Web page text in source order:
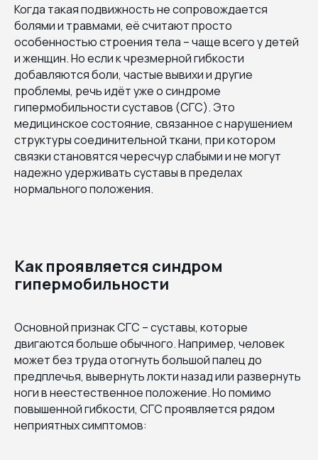
Когда такая подвижность не сопровождается
болями и травмами, её считают просто
особенностью строения тела – чаще всего у детей
и женщин. Но если к чрезмерной гибкости
добавляются боли, частые вывихи и другие
проблемы, речь идёт уже о синдроме
гипермобильности суставов (СГС). Это
медицинское состояние, связанное с нарушением
структуры соединительной ткани, при котором
связки становятся чересчур слабыми и не могут
надежно удерживать суставы в пределах
нормального положения.
Как проявляется синдром
гипермобильности
Основной признак СГС – суставы, которые
двигаются больше обычного. Например, человек
может без труда отогнуть большой палец до
предплечья, вывернуть локти назад или развернуть
ноги в неестественное положение. Но помимо
повышенной гибкости, СГС проявляется рядом
неприятных симптомов: